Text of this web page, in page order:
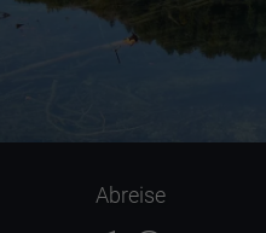
Abreise